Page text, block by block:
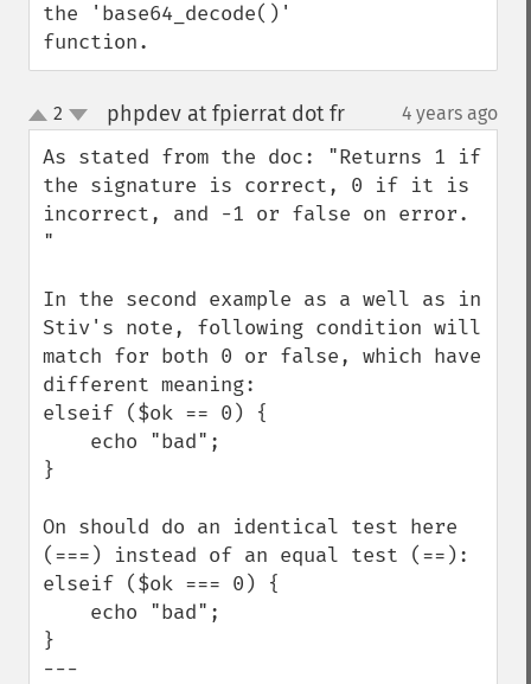
the 'base64_decode()'
function.
up
down
2 phpdev at fpierrat dot fr¶ 4 years ago
As stated from the doc: "Returns 1 if
the signature is correct, 0 if it is
incorrect, and -1 or false on error.
"
In the second example as a well as in
Stiv's note, following condition will
match for both 0 or false, which have
different meaning:
elseif ($ok == 0) {
}
On should do an identical test here
(===) instead of an equal test (==):
elseif ($ok === 0) {
}
---